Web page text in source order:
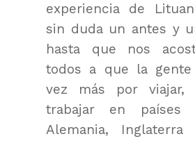
experiencia de
sin duda un antes y
hasta que nos
todos a que la
vez más por viajar,
trabajar en países
Alemania, Inglaterra